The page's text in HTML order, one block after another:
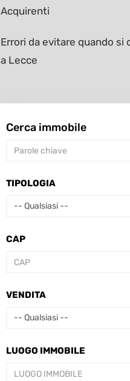
Acquirenti
Errori da evitare quando si
a Lecce
Cerca immobile
TIPOLOGIA
-- Qualsiasi --
CAP
VENDITA
-- Qualsiasi --
LUOGO IMMOBILE